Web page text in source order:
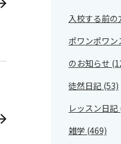
入校する前の
ポワンポワン
のお知らせ
徒然日記 (53)
レッスン日記
雑学 (469)